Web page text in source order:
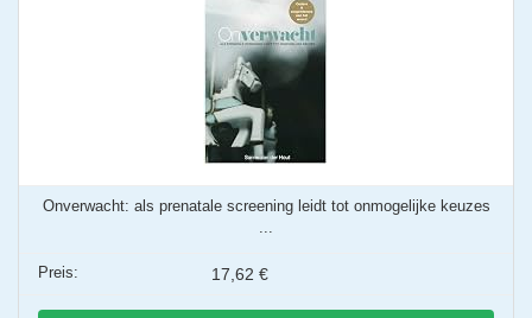
Onverwacht: als prenatale screening leidt tot onmogelijke keuzes
...
17,62 €